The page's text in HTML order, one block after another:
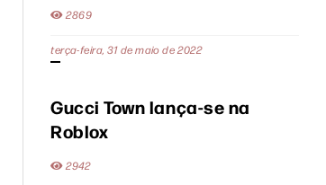
2869
terça-feira, 31 de maio de 2022
Gucci Town lança-se na
Roblox
2942